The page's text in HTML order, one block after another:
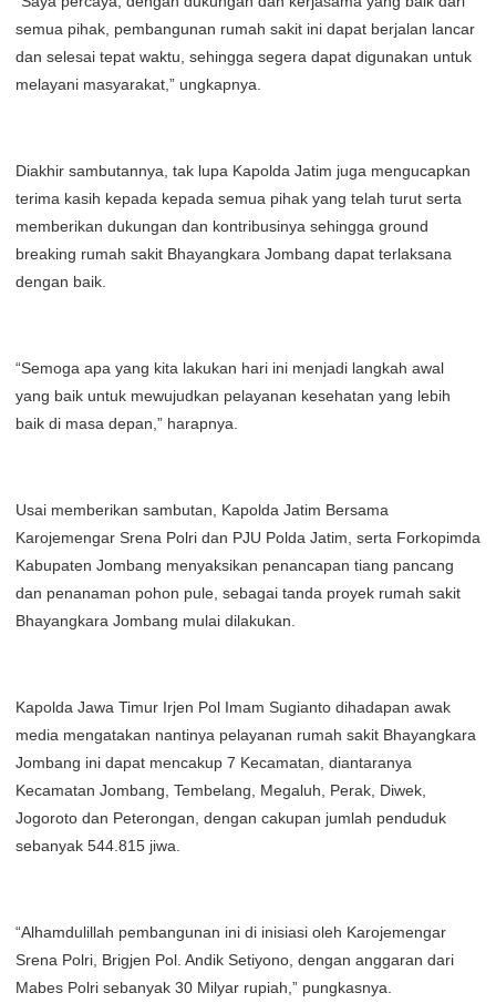
semua pihak, pembangunan rumah sakit ini dapat berjalan lancar
dan selesai tepat waktu, sehingga segera dapat digunakan untuk
melayani masyarakat,” ungkapnya.
Diakhir sambutannya, tak lupa Kapolda Jatim juga mengucapkan
terima kasih kepada kepada semua pihak yang telah turut serta
memberikan dukungan dan kontribusinya sehingga ground
breaking rumah sakit Bhayangkara Jombang dapat terlaksana
dengan baik.
“Semoga apa yang kita lakukan hari ini menjadi langkah awal
yang baik untuk mewujudkan pelayanan kesehatan yang lebih
baik di masa depan,” harapnya.
Usai memberikan sambutan, Kapolda Jatim Bersama
Karojemengar Srena Polri dan PJU Polda Jatim, serta Forkopimda
Kabupaten Jombang menyaksikan penancapan tiang pancang
dan penanaman pohon pule, sebagai tanda proyek rumah sakit
Bhayangkara Jombang mulai dilakukan.
Kapolda Jawa Timur Irjen Pol Imam Sugianto dihadapan awak
media mengatakan nantinya pelayanan rumah sakit Bhayangkara
Jombang ini dapat mencakup 7 Kecamatan, diantaranya
Kecamatan Jombang, Tembelang, Megaluh, Perak, Diwek,
Jogoroto dan Peterongan, dengan cakupan jumlah penduduk
sebanyak 544.815 jiwa.
“Alhamdulillah pembangunan ini di inisiasi oleh Karojemengar
Srena Polri, Brigjen Pol. Andik Setiyono, dengan anggaran dari
Mabes Polri sebanyak 30 Milyar rupiah,” pungkasnya.